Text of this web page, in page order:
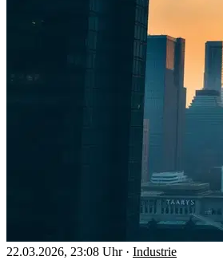
22.03.2026, 23:08 Uhr · Industrie